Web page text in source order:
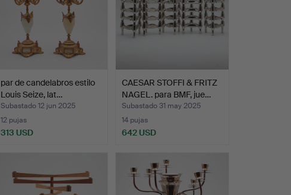
par de candelabros estilo
Louis Seize, lat…
Subastado 12 jun 2025
12 pujas
313 USD
CAESAR STOFFI & FRITZ
NAGEL. para BMF, jue…
Subastado 31 may 2025
14 pujas
642 USD